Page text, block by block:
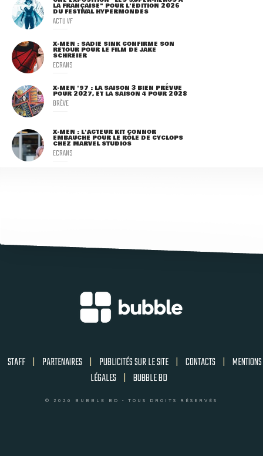
LA FRANÇAISE" POUR L'ÉDITION 2026
DU FESTIVAL HYPERMONDES
ACTU VF
X-MEN : SADIE SINK CONFIRME SON
RETOUR POUR LE FILM DE JAKE
SCHREIER
ECRANS
X-MEN '97 : LA SAISON 3 BIEN PRÉVUE
POUR 2027, ET LA SAISON 4 POUR 2028
BRÈVE
X-MEN : L'ACTEUR KIT CONNOR
EMBAUCHÉ POUR LE RÔLE DE CYCLOPS
CHEZ MARVEL STUDIOS
ECRANS
STAFF | PARTENAIRES | PUBLICITÉS SUR LE SITE | CONTACTS | MENTIONS
LÉGALES | BUBBLE BD
© 2026 BUBBLE BD - TOUS DROITS RÉSERVÉS